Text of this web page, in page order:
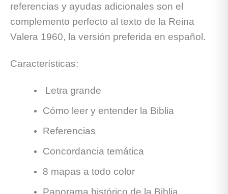
referencias y ayudas adicionales son el
complemento perfecto al texto de la Reina
Valera 1960, la versión preferida en español.
Características:
Letra grande
Cómo leer y entender la Biblia
Referencias
Concordancia temática
8 mapas a todo color